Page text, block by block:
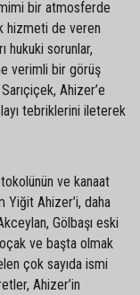
bir atmosferde
hizmeti de veren
hukuki sorunlar,
verimli bir görüş
Ahizer’e
tebriklerini ileterek
ve kanaat
Yiğit Ahizer’i, daha
Gölbaşı eski
ve başta olmak
çok sayıda ismi
Ahizer’in